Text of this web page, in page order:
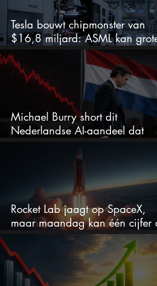
Tesla bouwt chipmonster van
$16,8 miljard: ASML kan grote
winnaar worden
Michael Burry short dit
Nederlandse AI-aandeel dat
Rocket Lab jaagt op SpaceX,
maar maandag kan één cijfer
droom doorprikken?